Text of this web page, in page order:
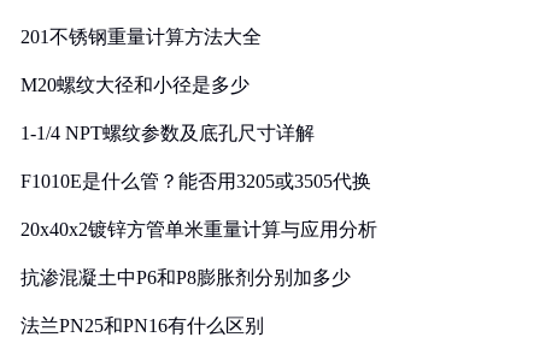
201不锈钢重量计算方法大全
M20螺纹大径和小径是多少
1-1/4 NPT螺纹参数及底孔尺寸详解
F1010E是什么管？能否用3205或3505代换
20x40x2镀锌方管单米重量计算与应用分析
抗渗混凝土中P6和P8膨胀剂分别加多少
法兰PN25和PN16有什么区别